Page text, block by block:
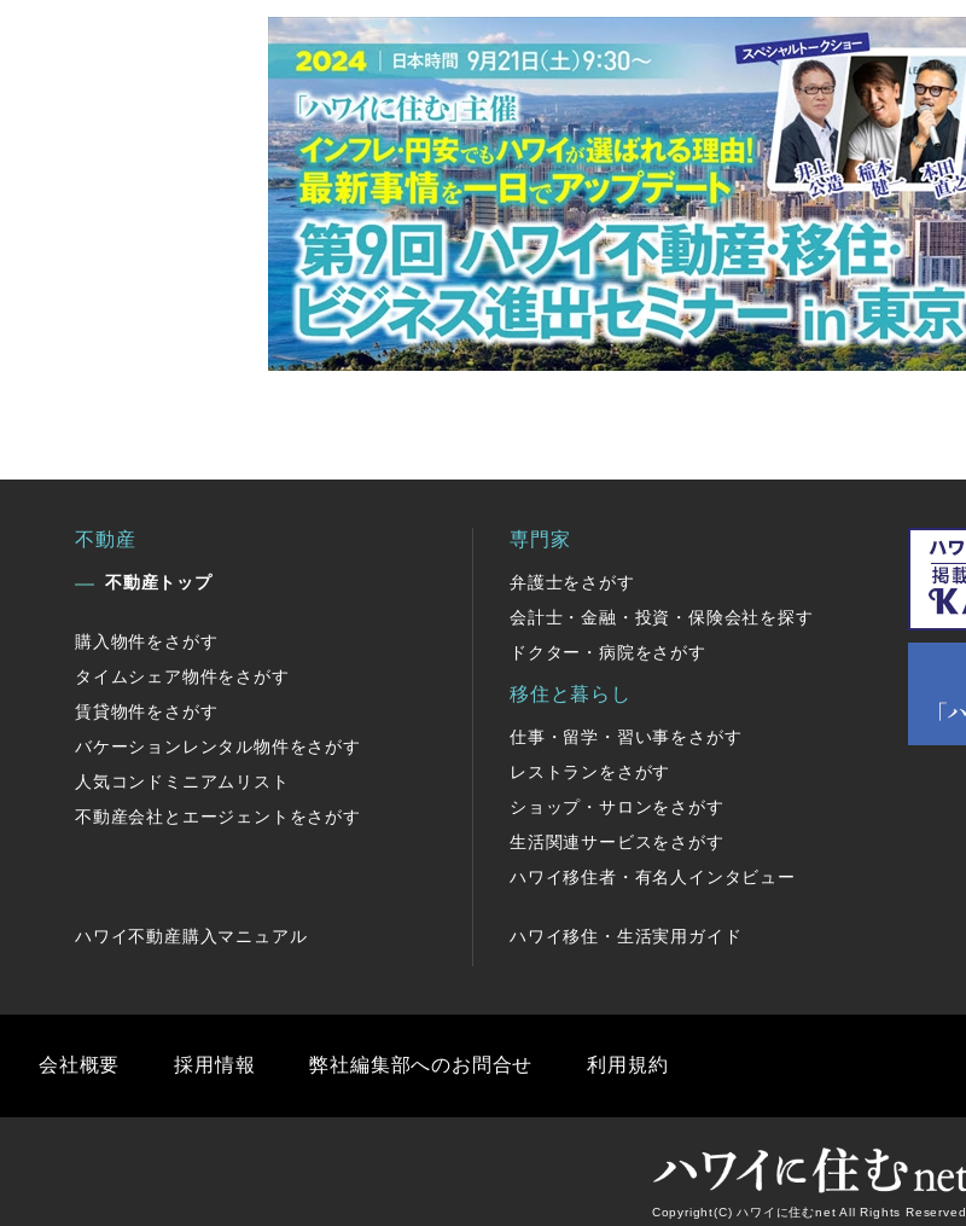
不動産
不動産トップ
購入物件をさがす
タイムシェア物件をさがす
賃貸物件をさがす
バケーションレンタル物件をさがす
人気コンドミニアムリスト
不動産会社とエージェントをさがす
ハワイ不動産購入マニュアル
専門家
弁護士をさがす
会計士・金融・投資・保険会社を探す
ドクター・病院をさがす
移住と暮らし
仕事・留学・習い事をさがす
レストランをさがす
ショップ・サロンをさがす
生活関連サービスをさがす
ハワイ移住者・有名人インタビュー
ハワイ移住・生活実用ガイド
会社概要 採用情報 弊社編集部へのお問合せ 利用規約
Copyright(C) ハワイに住むnet All Rights Reserved.